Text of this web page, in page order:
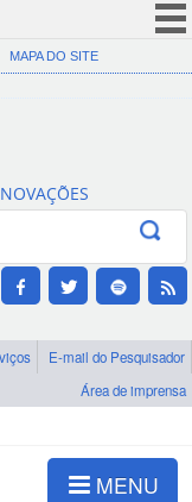
(COVID-19)
Canais
MAPA DO SITE
E-mail do Pesquisador
Área de imprensa
MENU